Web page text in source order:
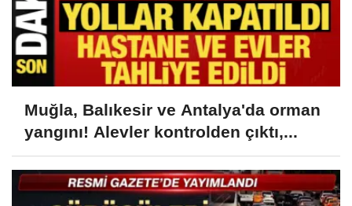
Muğla, Balıkesir ve Antalya'da orman
yangını! Alevler kontrolden çıktı,...